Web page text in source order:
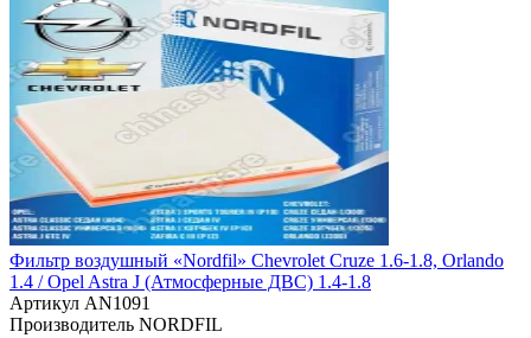
Фильтр воздушный «Nordfil» Chevrolet Cruze 1.6-1.8, Orlando
1.4 / Opel Astra J (Атмосферные ДВС) 1.4-1.8
Артикул AN1091
Производитель NORDFIL